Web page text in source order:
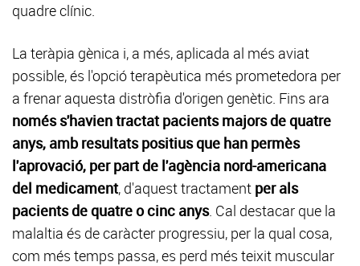
quadre clínic.
La teràpia gènica i, a més, aplicada al més aviat
possible, és l'opció terapèutica més prometedora per
a frenar aquesta distròfia d'origen genètic. Fins ara
només s'havien tractat pacients majors de quatre
anys, amb resultats positius que han permès
l'aprovació, per part de l'agència nord-americana
del medicament, d'aquest tractament per als
pacients de quatre o cinc anys. Cal destacar que la
malaltia és de caràcter progressiu, per la qual cosa,
com més temps passa, es perd més teixit muscular